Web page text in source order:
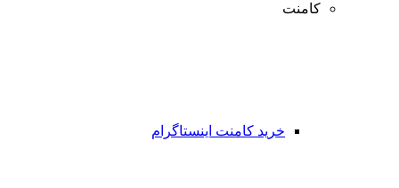
کامنت
خرید کامنت اینستاگرام